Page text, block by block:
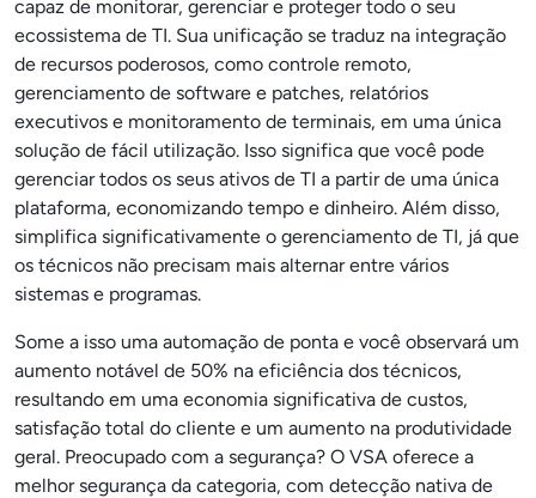
capaz de monitorar, gerenciar e proteger todo o seu
ecossistema de TI. Sua unificação se traduz na integração
de recursos poderosos, como controle remoto,
gerenciamento de software e patches, relatórios
executivos e monitoramento de terminais, em uma única
solução de fácil utilização. Isso significa que você pode
gerenciar todos os seus ativos de TI a partir de uma única
plataforma, economizando tempo e dinheiro. Além disso,
simplifica significativamente o gerenciamento de TI, já que
os técnicos não precisam mais alternar entre vários
sistemas e programas.
Some a isso uma automação de ponta e você observará um
aumento notável de 50% na eficiência dos técnicos,
resultando em uma economia significativa de custos,
satisfação total do cliente e um aumento na produtividade
geral. Preocupado com a segurança? O VSA oferece a
melhor segurança da categoria, com detecção nativa de